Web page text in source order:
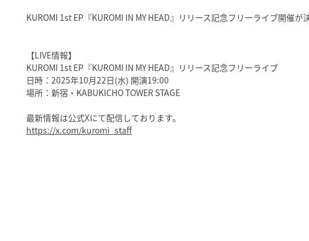
KUROMI 1st EP『KUROMI IN MY HEAD』リリース記念フリーライブ開催が
【LIVE情報】
KUROMI 1st EP『KUROMI IN MY HEAD』リリース記念フリーライブ
日時：2025年10月22日(水) 開演19:00
場所：新宿・KABUKICHO TOWER STAGE
最新情報は公式Xにて配信しております。
https://x.com/kuromi_staff